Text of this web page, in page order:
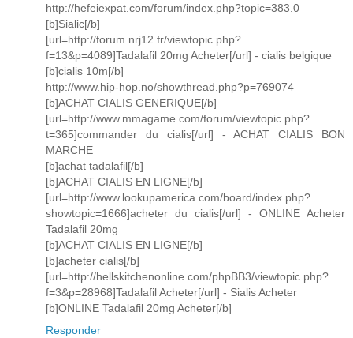
http://hefeiexpat.com/forum/index.php?topic=383.0
[b]Sialic[/b]
[url=http://forum.nrj12.fr/viewtopic.php?
f=13&p=4089]Tadalafil 20mg Acheter[/url] - cialis belgique
[b]cialis 10m[/b]
http://www.hip-hop.no/showthread.php?p=769074
[b]ACHAT CIALIS GENERIQUE[/b]
[url=http://www.mmagame.com/forum/viewtopic.php?
t=365]commander du cialis[/url] - ACHAT CIALIS BON
MARCHE
[b]achat tadalafil[/b]
[b]ACHAT CIALIS EN LIGNE[/b]
[url=http://www.lookupamerica.com/board/index.php?
showtopic=1666]acheter du cialis[/url] - ONLINE Acheter
Tadalafil 20mg
[b]ACHAT CIALIS EN LIGNE[/b]
[b]acheter cialis[/b]
[url=http://hellskitchenonline.com/phpBB3/viewtopic.php?
f=3&p=28968]Tadalafil Acheter[/url] - Sialis Acheter
[b]ONLINE Tadalafil 20mg Acheter[/b]
Responder